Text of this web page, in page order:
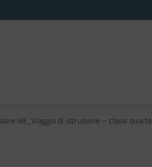
98_Viaggio di istruzione – classi quarte